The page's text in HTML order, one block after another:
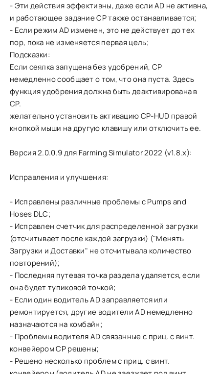
- Эти действия эффективны, даже если AD не активна,
и работающее задание CP также останавливается;
- Если режим AD изменен, это не действует до тех
пор, пока не изменяется первая цель;
Подсказки:
Если сеялка запущена без удобрений, CP
немедленно сообщает о том, что она пуста. Здесь
функция удобрения должна быть деактивирована в
CP.
желательно установить активацию CP-HUD правой
кнопкой мыши на другую клавишу или отключить ее.
Версия 2.0.0.9 для Farming Simulator 2022 (v1.8.x):
Исправления и улучшения:
- Исправлены различные проблемы с Pumps and
Hoses DLC;
- Исправлен счетчик для распределенной загрузки
(отсчитывает после каждой загрузки) ("Менять
Загрузки и Доставки" не отсчитывала количество
повторений);
- Последняя путевая точка раздела удаляется, если
она будет тупиковой точкой;
- Если один водитель AD заправляется или
ремонтируется, другие водители AD немедленно
назначаются на комбайн;
- Проблемы водителя AD связанные с приц. с винт.
конвейером CP решены;
- Решено несколько проблем с приц. с винт.